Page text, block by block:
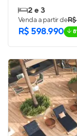
2 e 3
Venda a partir de
R$ 598.990